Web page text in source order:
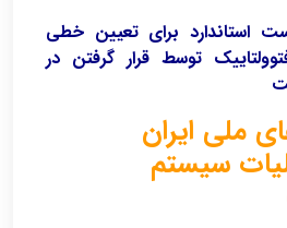
تست استاندارد برای تعیین خطی
توسط قرار گرفتن در
ملی ایران
سیستم